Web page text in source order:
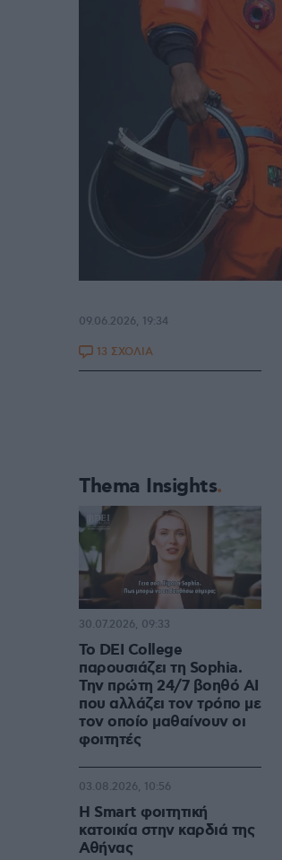
09.06.2026, 19:34
13 ΣΧΟΛΙΑ
Thema Insights
Το DEI College
παρουσιάζει τη Sophia.
Την πρώτη 24/7 βοηθό AI
που αλλάζει τον τρόπο με
τον οποίο μαθαίνουν οι
φοιτητές
30.07.2026, 09:33
Η Smart φοιτητική
κατοικία στην καρδιά της
Αθήνας
03.08.2026, 10:56